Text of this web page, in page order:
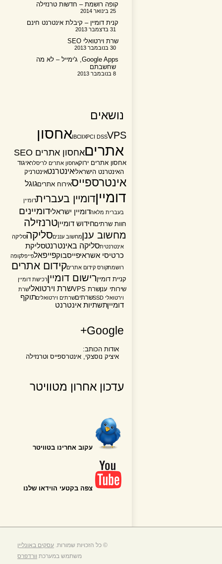
קופה רושמת – חדשות טרנזילה
קנית דומיין – קיבלת אינטרנט חינם
שרת וירטואלי SEO
Google Apps, ג'ימייל – לא מה
שחשבתם
נושאים
IBCIIXPCI DSSVPS
אחסון
אתריםאחסון אתרים SEO
אחסון אתרים ירוק אחסון אתרים לריסלראיגוד
האינטרנט הישראליאינטרנטאינטרניק
אינטרספייס אירוח אתריםגוגל
דומייןדומיין בעבריתדומיין
בעברית מלאהדומיין ישראלידומיינים
חוות שרתיםחידוש דומייןטרנזילה
מחשוב ענןמחשוב ענניםסליקהסליקה
אינטרנטיתסליקה באינטרנטסליקת
כרטיסי אשראיפייסבוקפייפאלפייפלקופה
רושמתקורס קידום אתריםקידום אתרים
קניית דומייןרישום דומייןרכישת דומיין
שירותי ענןשרת VPS שרת וירטואלישרת
וירטואלי SSD
שרתיםשרתים וירטואליםתוקף
דומייןתשתיות אינטרנט
Google+
אודות הכותב:
איציק נוסצקי, אינטרספייס וטרנזילה
עדכון אחרון מטוויטר
עקוב אחרינו בטוויטר
צפה בקטעי הוידאו שלנו
© כל הזכויות שמורות.עסקים באונליין
משתמש במערכתוורדפרס